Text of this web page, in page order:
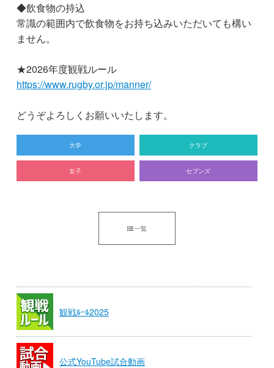
◆飲食物の持込
常識の範囲内で飲食物をお持ち込みいただいても構い
ません。
★2026年度観戦ルール
https://www.rugby.or.jp/manner/
どうぞよろしくお願いいたします。
大学 クラブ
女子 セブンズ
一覧
観戦ﾙｰﾙ2025
公式YouTube試合動画